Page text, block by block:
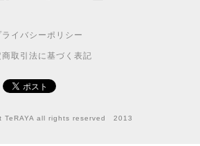
ライバシーポリシー
商取引法に基づく表記
TeRAYA all rights reserved 2013